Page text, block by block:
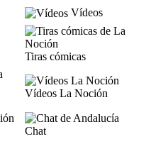
Vídeos
Tiras cómicas
Vídeos La Noción
Chat